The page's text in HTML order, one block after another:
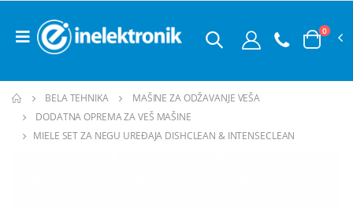
0
BELA TEHNIKA
MAŠINE ZA ODŽAVANJE VEŠA
DODATNA OPREMA ZA VEŠ MAŠINE
MIELE SET ZA NEGU UREĐAJA DISHCLEAN & INTENSECLEAN